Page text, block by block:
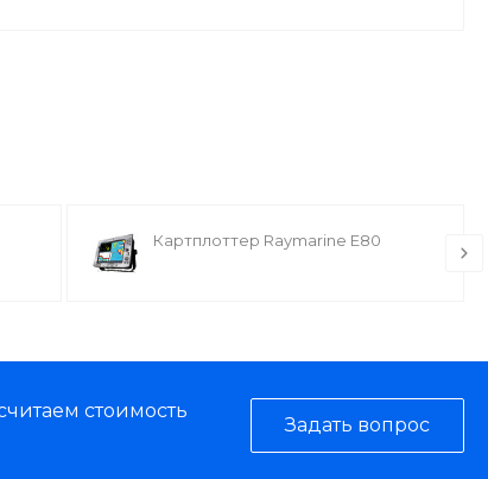
Картплоттер Raymarine E80
стоимость
Задать вопрос